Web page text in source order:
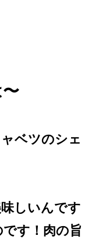
ベツのシェ
しいんです
す！肉の旨